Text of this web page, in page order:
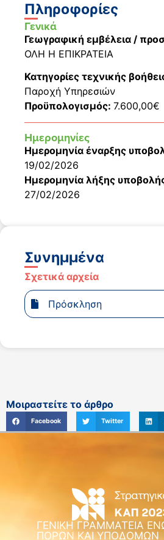
Πληροφορίες
Γενικά
Γεωγραφική εμβέλεια /
ΟΛΗ Η ΕΠΙΚΡΑΤΕΙΑ
Κατηγορίες τεχνικής
Παροχή Υπηρεσιών
Προϋπολογισμός: 7.600,00€
Ημερομηνίες
Ημερομηνία έναρξης
19/02/2026
Ημερομηνία λήξης
27/02/2026
Συνημμένα
Σχετικά αρχεία
Πρόσκληση
Μοιραστείτε το άρθρο
Facebook Twitter
ΓΕΝΙΚΗ ΓΡΑΜΜΑΤΕΙΑ
ΠΟΡΩΝ ΚΑΙ ΥΠΟΔΟΜΩΝ